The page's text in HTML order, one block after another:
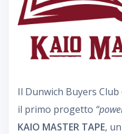
Il Dunwich Buyers
il primo progetto
KAIO MASTER TAPE,